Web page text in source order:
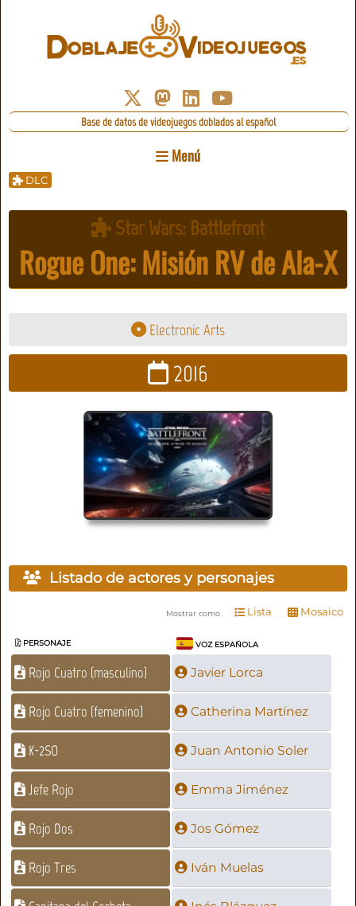
Base de datos de videojuegos doblados al español
Menú
DLC
Star Wars: Battlefront
Rogue One: Misión RV de Ala-X
Electronic Arts
2016
Listado de actores y personajes
Mostrar como Lista Mosaico
PERSONAJE VOZ ESPAÑOLA
Rojo Cuatro (masculino) Javier Lorca
Rojo Cuatro (femenino) Catherina Martínez
K-2SO Juan Antonio Soler
Jefe Rojo Emma Jiménez
Rojo Dos Jos Gómez
Rojo Tres Iván Muelas